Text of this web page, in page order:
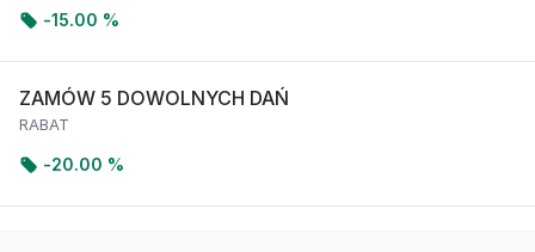
-15.00 %
ZAMÓW 5 DOWOLNYCH DAŃ
RABAT
-20.00 %